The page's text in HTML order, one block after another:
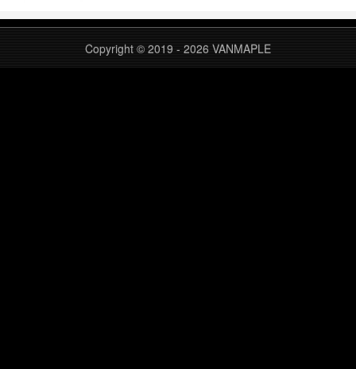
“lanzou”后边的“x“替换成其他字母后重试。例如，
v、w、x、y 等。 非会员不再支持手机分享此
文……继续阅读 »
Copyright © 2019 - 2026 VANMAPLE